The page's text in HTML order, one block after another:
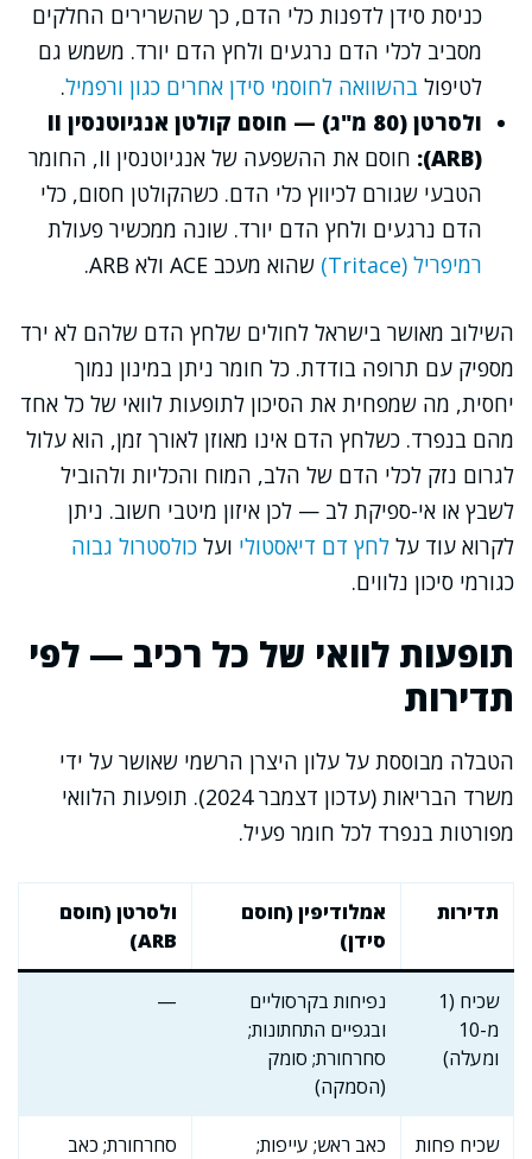
כניסת סידן לדפנות כלי הדם, כך שהשרירים החלקים
מסביב לכלי הדם נרגעים ולחץ הדם יורד. משמש גם
לטיפול בהשוואה לחוסמי סידן אחרים כגון ורפמיל.
ולסרטן (80 מ"ג) — חוסם קולטן אנגיוטנסין II
(ARB):
חוסם את ההשפעה של אנגיוטנסין II, החומר
הטבעי שגורם לכיווץ כלי הדם. כשהקולטן חסום, כלי
הדם נרגעים ולחץ הדם יורד. שונה ממכשיר פעולת
רמיפריל (Tritace)
שהוא מעכב ACE ולא ARB.
השילוב מאושר בישראל לחולים שלחץ הדם שלהם לא ירד
מספיק עם תרופה בודדת. כל חומר ניתן במינון נמוך
יחסית, מה שמפחית את הסיכון לתופעות לוואי של כל אחד
מהם בנפרד. כשלחץ הדם אינו מאוזן לאורך זמן, הוא עלול
לגרום נזק לכלי הדם של הלב, המוח והכליות ולהוביל
לשבץ או אי-ספיקת לב — לכן איזון מיטבי חשוב. ניתן
לקרוא עוד על לחץ דם דיאסטולי ועל כולסטרול גבוה
כגורמי סיכון נלווים.
תופעות לוואי של כל רכיב — לפי
תדירות
הטבלה מבוססת על עלון היצרן הרשמי שאושר על ידי
משרד הבריאות (עדכון דצמבר 2024). תופעות הלוואי
מפורטות בנפרד לכל חומר פעיל.
תדירות
אמלודיפין (חוסם
סידן)
ולסרטן (חוסם
ARB)
שכיח (1
מ-10
ומעלה)
נפיחות בקרסוליים
ובגפיים התחתונות;
סחרחורת; סומק
(הסמקה)
—
שכיח פחות
כאב ראש; עייפות;
סחרחורת; כאב